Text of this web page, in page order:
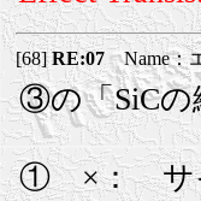
[68]RE:07 Name：
③の「SiCの
① ×： サイ